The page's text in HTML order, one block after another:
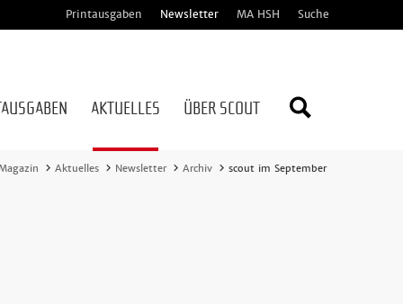
Printausgaben Newsletter MA HSH Suche
AKTUELLES ÜBER SCOUT
Aktuelles Newsletter Archiv scout im September